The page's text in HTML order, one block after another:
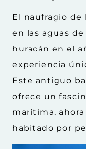
El naufragio de
en las aguas
huracán en el
experiencia
Este antiguo
ofrece un
marítima,
habitado por